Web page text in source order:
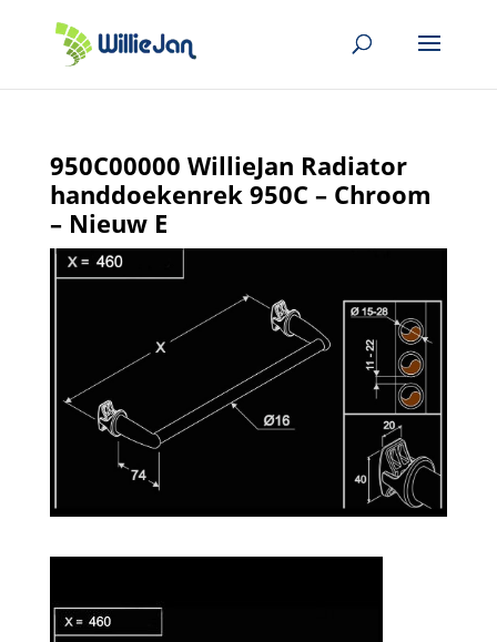
950C00000 WillieJan Radiator
handdoekenrek 950C – Chroom
– Nieuw E